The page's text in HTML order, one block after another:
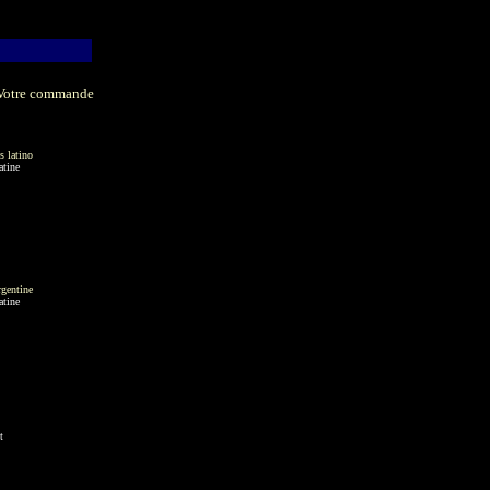
commande
latino